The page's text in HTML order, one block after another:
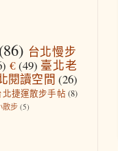
(86) 台北慢步
€ (49) 臺北老
閱讀空間 (26)
北捷運散步手帖 (8)
散步(5)